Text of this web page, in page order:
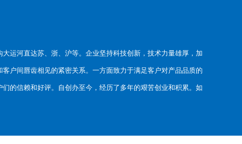
运河直达苏、浙、沪等。企业坚持科技创新，技术力量雄厚，加
间唇齿相见的紧密关系。一方面致力于满足客户对产品品质的
信赖和好评。自创办至今，经历了多年的艰苦创业和积累。如